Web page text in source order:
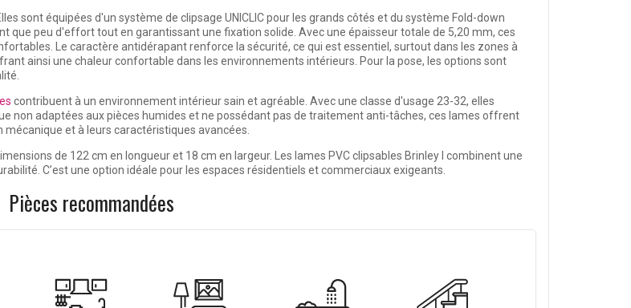
sont équipées d'un système de clipsage UNICLIC pour les grands côtés et du système Fold-down
que peu d'effort tout en garantissant une fixation solide. Avec une épaisseur totale de 5,20 mm, ces
Le caractère antidérapant renforce la sécurité, ce qui est essentiel, surtout dans les zones à
ainsi une chaleur confortable dans les environnements intérieurs. Pour la pose, les options sont
contribuent à un environnement intérieur sain et agréable. Avec une classe d'usage 23-32, elles
non adaptées aux pièces humides et ne possédant pas de traitement anti-tâches, ces lames offrent
et à leurs caractéristiques avancées.
de 122 cm en longueur et 18 cm en largeur. Les lames PVC clipsables Brinley I combinent une
C’est une option idéale pour les espaces résidentiels et commerciaux exigeants.
Pièces recommandées